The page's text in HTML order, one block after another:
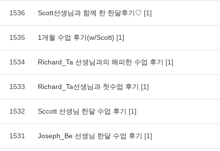
1536 Scott선생님과 함께 한 한달후기♡ [1]
1535 1개월 수업 후기(w/Scott) [1]
1534 Richard_Ta 선생님과의 해피한 수업 후기 [1]
1533 Richard_Ta선생님과 첫수업 후기 [1]
1532 Sccott 선생님 한달 수업 후기 [1]
1531 Joseph_Be 선생님 한달 수업 후기 [1]